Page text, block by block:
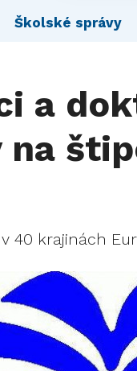
Školské správy
a
40 krajinách